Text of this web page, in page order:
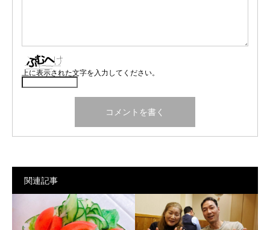
上に表示された文字を入力してください。
関連記事